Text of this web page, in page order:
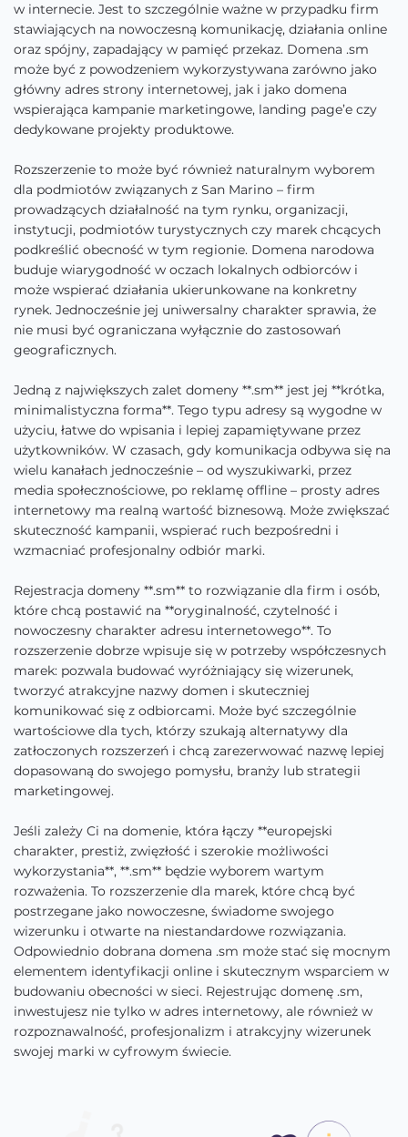
w internecie. Jest to szczególnie ważne w przypadku firm
stawiających na nowoczesną komunikację, działania online
oraz spójny, zapadający w pamięć przekaz. Domena .sm
może być z powodzeniem wykorzystywana zarówno jako
główny adres strony internetowej, jak i jako domena
wspierająca kampanie marketingowe, landing page’e czy
dedykowane projekty produktowe.
Rozszerzenie to może być również naturalnym wyborem
dla podmiotów związanych z San Marino – firm
prowadzących działalność na tym rynku, organizacji,
instytucji, podmiotów turystycznych czy marek chcących
podkreślić obecność w tym regionie. Domena narodowa
buduje wiarygodność w oczach lokalnych odbiorców i
może wspierać działania ukierunkowane na konkretny
rynek. Jednocześnie jej uniwersalny charakter sprawia, że
nie musi być ograniczana wyłącznie do zastosowań
geograficznych.
Jedną z największych zalet domeny **.sm** jest jej **krótka,
minimalistyczna forma**. Tego typu adresy są wygodne w
użyciu, łatwe do wpisania i lepiej zapamiętywane przez
użytkowników. W czasach, gdy komunikacja odbywa się na
wielu kanałach jednocześnie – od wyszukiwarki, przez
media społecznościowe, po reklamę offline – prosty adres
internetowy ma realną wartość biznesową. Może zwiększać
skuteczność kampanii, wspierać ruch bezpośredni i
wzmacniać profesjonalny odbiór marki.
Rejestracja domeny **.sm** to rozwiązanie dla firm i osób,
które chcą postawić na **oryginalność, czytelność i
nowoczesny charakter adresu internetowego**. To
rozszerzenie dobrze wpisuje się w potrzeby współczesnych
marek: pozwala budować wyróżniający się wizerunek,
tworzyć atrakcyjne nazwy domen i skuteczniej
komunikować się z odbiorcami. Może być szczególnie
wartościowe dla tych, którzy szukają alternatywy dla
zatłoczonych rozszerzeń i chcą zarezerwować nazwę lepiej
dopasowaną do swojego pomysłu, branży lub strategii
marketingowej.
Jeśli zależy Ci na domenie, która łączy **europejski
charakter, prestiż, zwięzłość i szerokie możliwości
wykorzystania**, **.sm** będzie wyborem wartym
rozważenia. To rozszerzenie dla marek, które chcą być
postrzegane jako nowoczesne, świadome swojego
wizerunku i otwarte na niestandardowe rozwiązania.
Odpowiednio dobrana domena .sm może stać się mocnym
elementem identyfikacji online i skutecznym wsparciem w
budowaniu obecności w sieci. Rejestrując domenę .sm,
inwestujesz nie tylko w adres internetowy, ale również w
rozpoznawalność, profesjonalizm i atrakcyjny wizerunek
swojej marki w cyfrowym świecie.